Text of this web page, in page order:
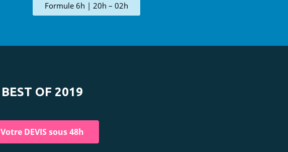
Formule 6h | 20h – 02h
BEST OF 2019
Votre DEVIS sous 48h